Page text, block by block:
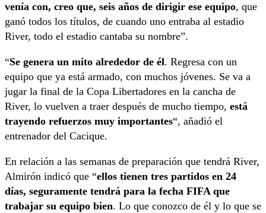
venía con, creo que, seis años de dirigir ese equipo, que
ganó todos los títulos, de cuando uno entraba al estadio
River, todo el estadio cantaba su nombre”.
“Se genera un mito alrededor de él. Regresa con un
equipo que ya está armado, con muchos jóvenes. Se va a
jugar la final de la Copa Libertadores en la cancha de
River, lo vuelven a traer después de mucho tiempo, está
trayendo refuerzos muy importantes“, añadió el
entrenador del Cacique.
En relación a las semanas de preparación que tendrá River,
Almirón indicó que “ellos tienen tres partidos en 24
días, seguramente tendrá para la fecha FIFA que
trabajar su equipo bien. Lo que conozco de él y lo que se